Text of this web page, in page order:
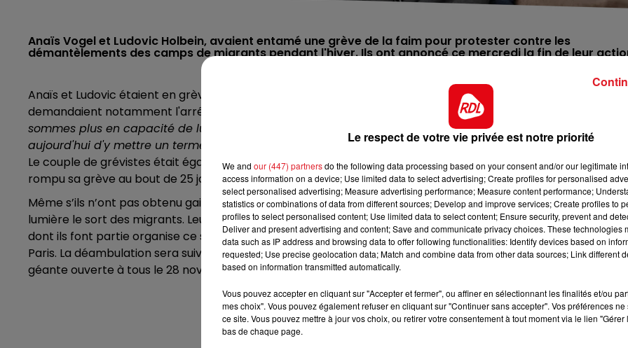
7h00 - 10h00
DEBOUT C'EST L'HEURE RDL & VOUS
Anaïs Vogel et Ludovic Holbein, avaient entamé une grève de la faim pour protester contre les
démantèlements des camps de migrants pendant l'hiver. Ils ont annoncé ce mercredi la fin de leur
Anaïs et Ludovic étaient en grève de la faim depuis 38 jours pour dénoncer la situation des migrants à Calais. Ils
demandaient notamment l'arrêt des démantèlements de camps pendant la trêve hivernale.
sommes plus en capacité de lutter à travers la grève de la faim. C'est pourquoi nous avons décidé
aujourd'hui d'y mettre un terme",
ont-ils déclaré en conférence de presse ce mercredi, amaigris et fatigués.
Le couple de grévistes était également accompagné d'un prêtre de 72 ans, le père Philippe Demeestère, qui
rompu sa grève au bout de 25 jours.
Même s’ils n’ont pas obtenu gain de cause sur les revendications, les militants se félicitent d’avoir mis en
lumière le sort des migrants. Leur combat continue désormais autrement. Le collectif « Faim aux frontières »
dont ils font partie organise ce samedi une «manifestation pacifique» de soutien aux personnes exilées à
Paris. La déambulation sera suivie d’un apéro participatif. Ils ont aussi annoncé vouloir organiser une raclette
géante ouverte à tous le 28 novembre ou 5 décembre.
Le respect de votre vie privée est notre priorité
We and our (447) partnersdo the following data processing based on your consent and/or our legitimate
access information on a device; Use limited data to select advertising; Create profiles for personalised
select personalised advertising; Measure advertising performance; Measure content performance;
statistics or combinations of data from different sources; Develop and improve services; Create profiles to
profiles to select personalised content; Use limited data to select content; Ensure security, prevent and
Deliver and present advertising and content; Save and communicate privacy choices. These technologies
data such as IP address and browsing data to offer following functionalities: Identify devices based on
requested; Use precise geolocation data; Match and combine data from other data sources; Link different
based on information transmitted automatically.
Vous pouvez accepter en cliquant sur "Accepter et fermer", ou affiner en sélectionnant les finalités et/ou
mes choix". Vous pouvez également refuser en cliquant sur "Continuer sans accepter". Vos préférences
ce site. Vous pouvez mettre à jour vos choix, ou retirer votre consentement à tout moment via le lien
bas de chaque page.